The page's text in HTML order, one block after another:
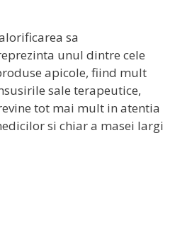
sa
unul dintre cele
apicole, fiind mult
sale terapeutice,
tot mai mult in atentia
si chiar a masei largi